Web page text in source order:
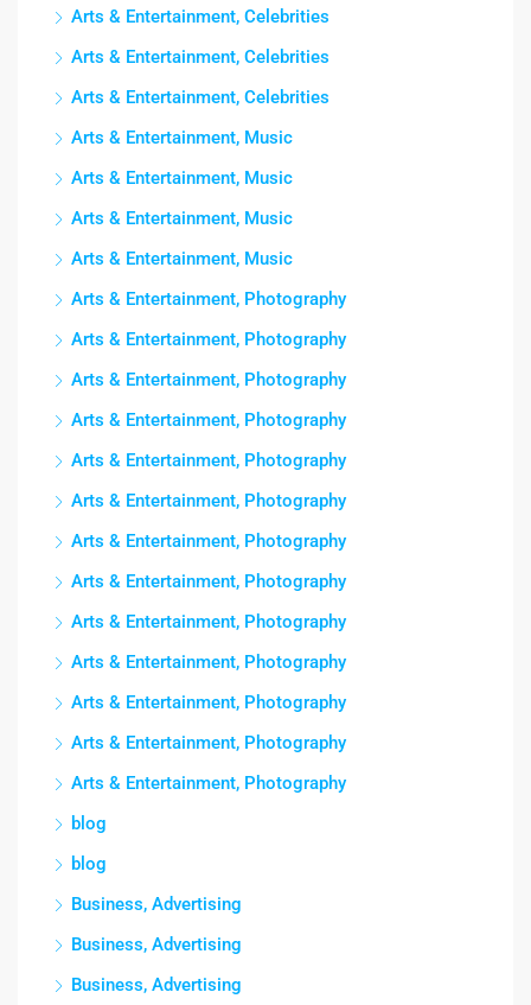
Arts & Entertainment, Celebrities
Arts & Entertainment, Celebrities
Arts & Entertainment, Celebrities
Arts & Entertainment, Music
Arts & Entertainment, Music
Arts & Entertainment, Music
Arts & Entertainment, Music
Arts & Entertainment, Photography
Arts & Entertainment, Photography
Arts & Entertainment, Photography
Arts & Entertainment, Photography
Arts & Entertainment, Photography
Arts & Entertainment, Photography
Arts & Entertainment, Photography
Arts & Entertainment, Photography
Arts & Entertainment, Photography
Arts & Entertainment, Photography
Arts & Entertainment, Photography
Arts & Entertainment, Photography
Arts & Entertainment, Photography
blog
blog
Business, Advertising
Business, Advertising
Business, Advertising